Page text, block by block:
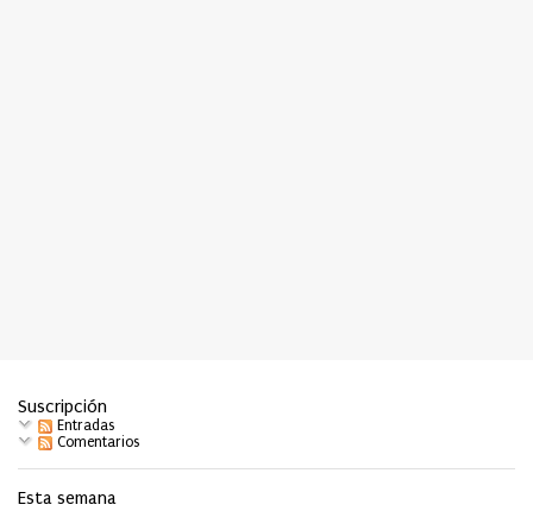
Suscripción
Entradas
Comentarios
Esta semana